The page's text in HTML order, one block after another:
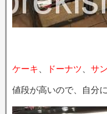
ケーキ ドーナツ サ
値段が高いので、自分に